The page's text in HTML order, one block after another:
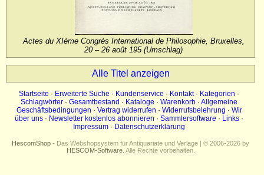
Actes du XIème Congrès International de Philosophie, Bruxelles,
20 – 26 août 195 (Umschlag)
Alle Titel anzeigen
Startseite · Erweiterte Suche · Kundenservice · Kontakt· Kategorien ·
Schlagwörter · Gesamtbestand · Kataloge · Warenkorb · Allgemeine
Geschäftsbedingungen · Vertrag widerrufen · Widerrufsbelehrung · Wir
über uns · Newsletter kostenlos abonnieren · Sammlersoftware · Links ·
Impressum · Datenschutzerklärung
HescomShop - Das Webshopsystem für Antiquariate und Verlage | © 2006-2026 by
HESCOM-Software. Alle Rechte vorbehalten.